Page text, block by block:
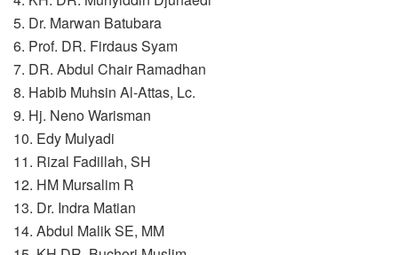
5. Dr. Marwan Batubara
6. Prof. DR. Firdaus Syam
7. DR. Abdul Chair Ramadhan
8. Habib Muhsin Al-Attas, Lc.
9. Hj. Neno Warisman
10. Edy Mulyadi
11. Rizal Fadillah, SH
12. HM Mursalim R
13. Dr. Indra Matian
14. Abdul Malik SE, MM